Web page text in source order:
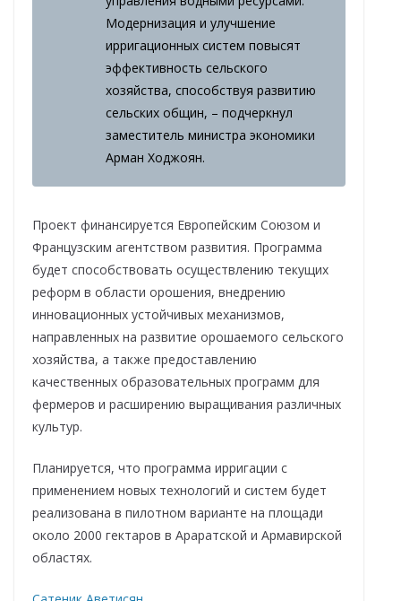
Модернизация и улучшение
ирригационных систем повысят
эффективность сельского
хозяйства, способствуя развитию
сельских общин, – подчеркнул
заместитель министра экономики
Арман Ходжоян.
Проект финансируется Европейским Союзом и
Французским агентством развития. Программа
будет способствовать осуществлению текущих
реформ в области орошения, внедрению
инновационных устойчивых механизмов,
направленных на развитие орошаемого сельского
хозяйства, а также предоставлению
качественных образовательных программ для
фермеров и расширению выращивания различных
культур.
Планируется, что программа ирригации с
применением новых технологий и систем будет
реализована в пилотном варианте на площади
около 2000 гектаров в Араратской и Армавирской
областях.